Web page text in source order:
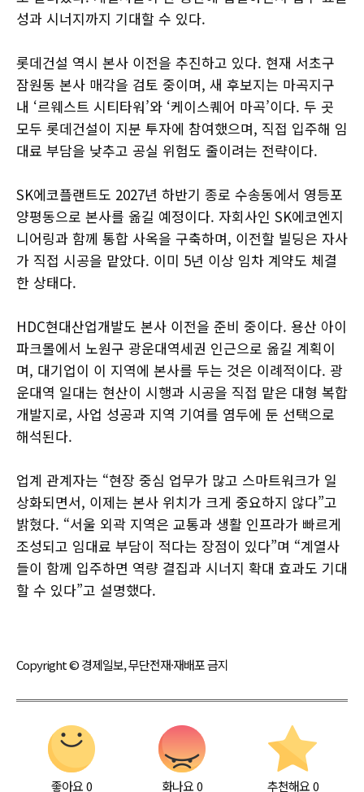
성과 시너지까지 기대할 수 있다.
롯데건설 역시 본사 이전을 추진하고 있다. 현재 서초구
잠원동 본사 매각을 검토 중이며, 새 후보지는 마곡지구
내 ‘르웨스트 시티타워’와 ‘케이스퀘어 마곡’이다. 두 곳
모두 롯데건설이 지분 투자에 참여했으며, 직접 입주해 임
대료 부담을 낮추고 공실 위험도 줄이려는 전략이다.
SK에코플랜트도 2027년 하반기 종로 수송동에서 영등포
양평동으로 본사를 옮길 예정이다. 자회사인 SK에코엔지
니어링과 함께 통합 사옥을 구축하며, 이전할 빌딩은 자사
가 직접 시공을 맡았다. 이미 5년 이상 임차 계약도 체결
한 상태다.
HDC현대산업개발도 본사 이전을 준비 중이다. 용산 아이
파크몰에서 노원구 광운대역세권 인근으로 옮길 계획이
며, 대기업이 이 지역에 본사를 두는 것은 이례적이다. 광
운대역 일대는 현산이 시행과 시공을 직접 맡은 대형 복합
개발지로, 사업 성공과 지역 기여를 염두에 둔 선택으로
해석된다.
업계 관계자는 “현장 중심 업무가 많고 스마트워크가 일
상화되면서, 이제는 본사 위치가 크게 중요하지 않다”고
밝혔다. “서울 외곽 지역은 교통과 생활 인프라가 빠르게
조성되고 임대료 부담이 적다는 장점이 있다”며 “계열사
들이 함께 입주하면 역량 결집과 시너지 확대 효과도 기대
할 수 있다”고 설명했다.
Copyright © 경제일보, 무단전재·재배포 금지
좋아요0 화나요0 추천해요 0